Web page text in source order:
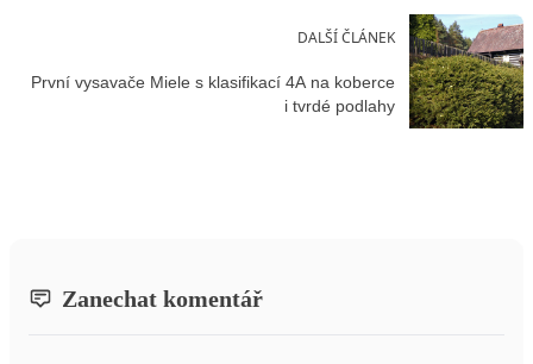
DALŠÍ ČLÁNEK
První vysavače Miele s klasifikací 4A na koberce
i tvrdé podlahy
Zanechat komentář